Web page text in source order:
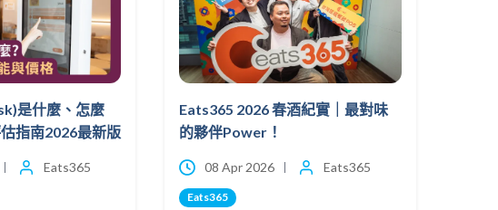
是什麼、怎麼
指南2026最新版
Eats365
Eats365 2026 春酒紀實｜最對味
的夥伴Power！
08 Apr 2026 Eats365
Eats365